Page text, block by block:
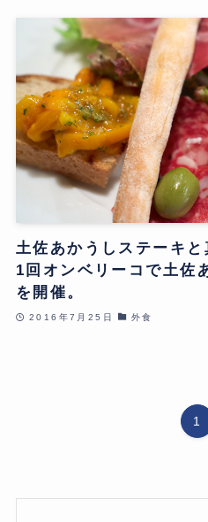
土佐あかうしステーキ
1回オンベリーコで土佐
を開催。
2016年7月25日 外食
1